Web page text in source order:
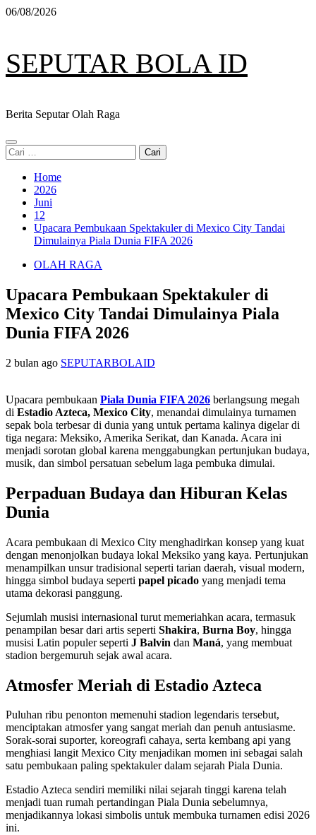
Skip
06/08/2026
SEPUTAR BOLA ID
Berita Seputar Olah Raga
Primary
Menu
Cari
untuk:
Home
2026
Juni
12
Upacara Pembukaan Spektakuler di Mexico City Tandai
Dimulainya Piala Dunia FIFA 2026
OLAH RAGA
Upacara Pembukaan Spektakuler di
Mexico City Tandai Dimulainya Piala
Dunia FIFA 2026
2 bulan ago SEPUTARBOLAID
Upacara pembukaan Piala Dunia FIFA 2026 berlangsung megah
di Estadio Azteca, Mexico City, menandai dimulainya turnamen
sepak bola terbesar di dunia yang untuk pertama kalinya digelar di
tiga negara: Meksiko, Amerika Serikat, dan Kanada. Acara ini
menjadi sorotan global karena menggabungkan pertunjukan budaya,
musik, dan simbol persatuan sebelum laga pembuka dimulai.
Perpaduan Budaya dan Hiburan Kelas
Dunia
Acara pembukaan di Mexico City menghadirkan konsep yang kuat
dengan menonjolkan budaya lokal Meksiko yang kaya. Pertunjukan
menampilkan unsur tradisional seperti tarian daerah, visual modern,
hingga simbol budaya seperti papel picado yang menjadi tema
utama dekorasi panggung.
Sejumlah musisi internasional turut memeriahkan acara, termasuk
penampilan besar dari artis seperti Shakira, Burna Boy, hingga
musisi Latin populer seperti J Balvin dan Maná, yang membuat
stadion bergemuruh sejak awal acara.
Atmosfer Meriah di Estadio Azteca
Puluhan ribu penonton memenuhi stadion legendaris tersebut,
menciptakan atmosfer yang sangat meriah dan penuh antusiasme.
Sorak-sorai suporter, koreografi cahaya, serta kembang api yang
menghiasi langit Mexico City menjadikan momen ini sebagai salah
satu pembukaan paling spektakuler dalam sejarah Piala Dunia.
Estadio Azteca sendiri memiliki nilai sejarah tinggi karena telah
menjadi tuan rumah pertandingan Piala Dunia sebelumnya,
menjadikannya lokasi simbolis untuk membuka turnamen edisi 2026
ini.